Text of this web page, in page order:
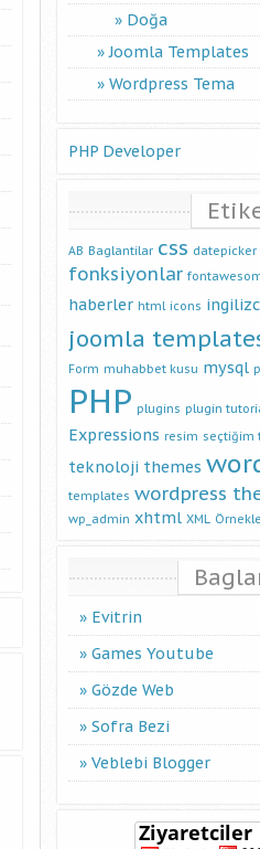
Doğa
Joomla Templates
Wordpress Tema
PHP Developer
AB Baglantilar css datepicker
fonksiyonlar
haberler html icons
joomla
Form muhabbet kusu mysql
PHP plugins plugin
Expressions resim seçtiğim
teknoloji themes
templates wordpress
wp_admin xhtml XML
Evitrin
Games Youtube
Gözde Web
Sofra Bezi
Veblebi Blogger